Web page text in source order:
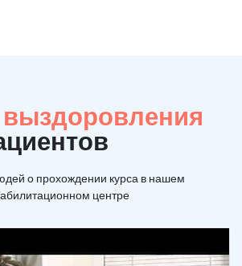
о прохождении курса в нашем
центре